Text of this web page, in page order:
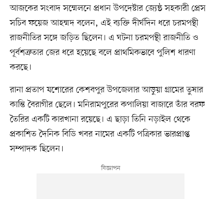
আজকের সংবাদ সম্মেলনে প্রধান উপদেষ্টার জ্যেষ্ঠ সহকারী প্রেস
সচিব ফয়েজ আহম্মদ বলেন, এই ব্যক্তি দীর্ঘদিন ধরে চরমপন্থী
রাজনীতির সঙ্গে জড়িত ছিলেন। এ ঘটনা চরমপন্থী রাজনীতি ও
পূর্বশত্রুতার জের ধরে হয়েছে বলে প্রাথমিকভাবে পুলিশ ধারণা
করছে।
রানা প্রতাপ যশোরের কেশবপুর উপজেলার আড়ুয়া গ্রামের তুষার
কান্তি বৈরাগীর ছেলে। মনিরামপুরের কপালিয়া বাজারে তাঁর বরফ
তৈরির একটি কারখানা রয়েছে। এ ছাড়া তিনি নড়াইল থেকে
প্রকাশিত দৈনিক বিডি খবর নামের একটি পত্রিকার ভারপ্রাপ্ত
সম্পাদক ছিলেন।